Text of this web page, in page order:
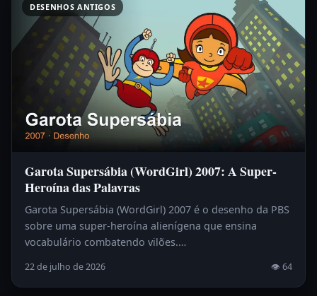
DESENHOS ANTIGOS
Garota Supersábia (WordGirl) 2007: A Super-
Heroína das Palavras
Garota Supersábia (WordGirl) 2007 é o desenho da PBS
sobre uma super-heroína alienígena que ensina
vocabulário combatendo vilões.…
22 de julho de 2026 👁 64